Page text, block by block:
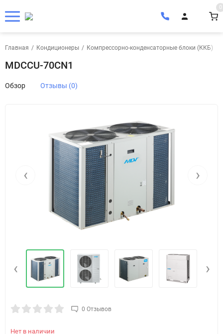
0
Главная / Кондиционеры / Компрессорно-конденсаторные блоки (ККБ)
MDCCU-70CN1
Обзор Отзывы (0)
‹ ›
‹ ›
0 Отзывов
Нет в наличии